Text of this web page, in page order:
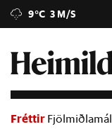
9°C 3 M/S
Fréttir Fjölmiðlamál